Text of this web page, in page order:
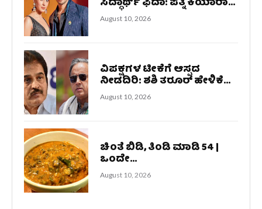
ಸಿದ್ಧಾರ್ಥ್ ಫಿದಾ: ಪತ್ನಿ ಕಿಯಾರಾ...
August 10, 2026
ವಿಪಕ್ಷಗಳ ಟೀಕೆಗೆ ಆಸ್ಪದ
ನೀಡದಿರಿ: ಶಶಿ ತರೂರ್ ಹೇಳಿಕೆ...
August 10, 2026
ಚಿಂತೆ ಬಿಡಿ, ತಿಂಡಿ ಮಾಡಿ‌ 54 |
ಒಂದೇ...
August 10, 2026